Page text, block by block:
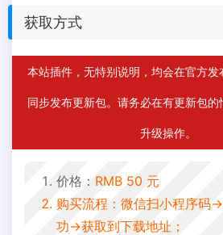
获取方式
本站插件，无特别说明，均会在官方发
同步发布更新包。请务必在有更新包
升级操作。
价格： RMB 50 元
购买流程：微信扫小程序码-
功->获取到下载地址；